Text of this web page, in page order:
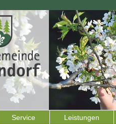
Service Leistungen